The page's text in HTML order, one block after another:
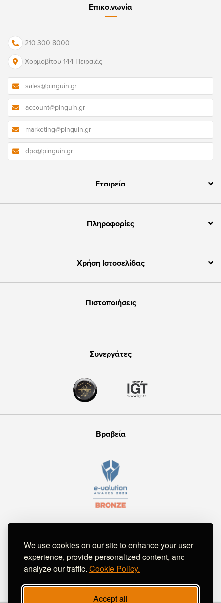
We use cookies on our site to enhance your user
experience, provide personalized content, and
analyze our traffic. Cookie Policy.
Accept all
Επικοινωνία
210 300 8000
Χορμοβίτου 144 Πειραιάς
sales@pinguin.gr
account@pinguin.gr
marketing@pinguin.gr
dpo@pinguin.gr
Εταιρεία
Πληροφορίες
Χρήση Ιστοσελίδας
Πιστοποιήσεις
Συνεργάτες
Βραβεία
Follow Us